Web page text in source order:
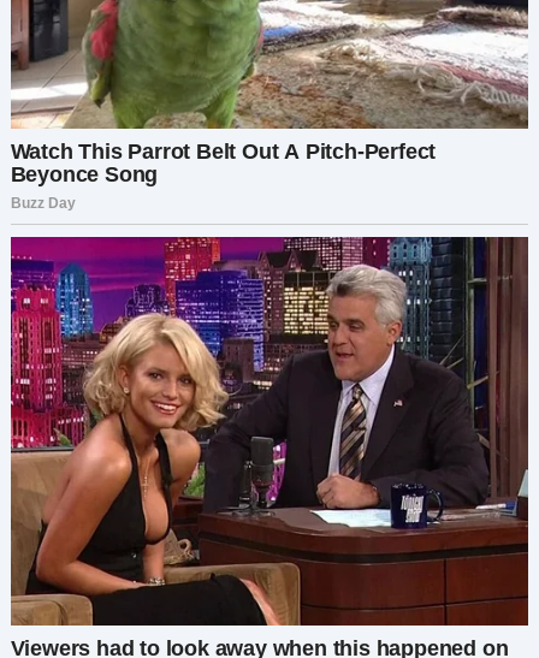
У меня дёрнулся глаз:
— Конечно нет, дорогая, — сладко ответила я. —
Не хотелось бы никого отравить.
Она улыбнулась:
— Вот и хорошо.
Через час они с сыном ушли на какой-то
модный бранч с друзьями — видите ли, мои
блины были «неинстаграммные».
Как только за ними закрылась дверь, я сразу же
направилась в спальню.
Туалетный столик выглядел как витрина
бутика. Сыворотки стояли в ряд, как солдаты.
Тональные кремы, хайлайтеры, бронзеры —
десятки крошечных баночек, каждая
обещающая молодость и сияние.
Я достала чёрный, плотный мусорный мешок.